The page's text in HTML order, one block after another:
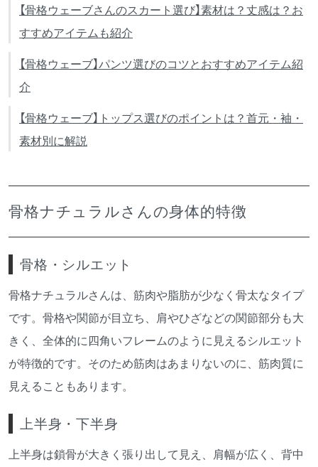
【骨格ウェーブさんのスカート選び】素材は？丈感は？お
すすめアイテムも紹介
【骨格ウェーブ】パンツ選びのコツとおすすめアイテム紹
介
【骨格ウェーブ】トップス選びのポイントは？首元・袖・
素材別に解説
骨格ナチュラルさんの身体的特徴
骨格・シルエット
骨格ナチュラルさんは、筋肉や脂肪が少なく骨太なタイプ
です。骨格や関節が目立ち、肩やひざなどの関節部分も大
きく、全体的に四角いフレームのように見えるシルエット
が特徴的です。そのため筋肉はあまりないのに、筋肉質に
見えることもあります。
上半身・下半身
上半身は鎖骨が大きく張り出して見え、肩幅が広く、背中